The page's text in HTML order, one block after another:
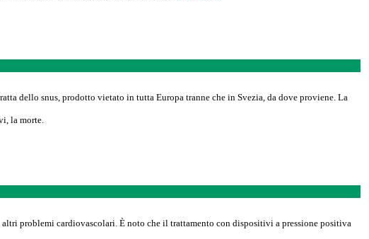
dello snus, prodotto vietato in tutta Europa tranne che in Svezia, da dove proviene. La
la morte.
altri problemi cardiovascolari. È noto che il trattamento con dispositivi a pressione positiva